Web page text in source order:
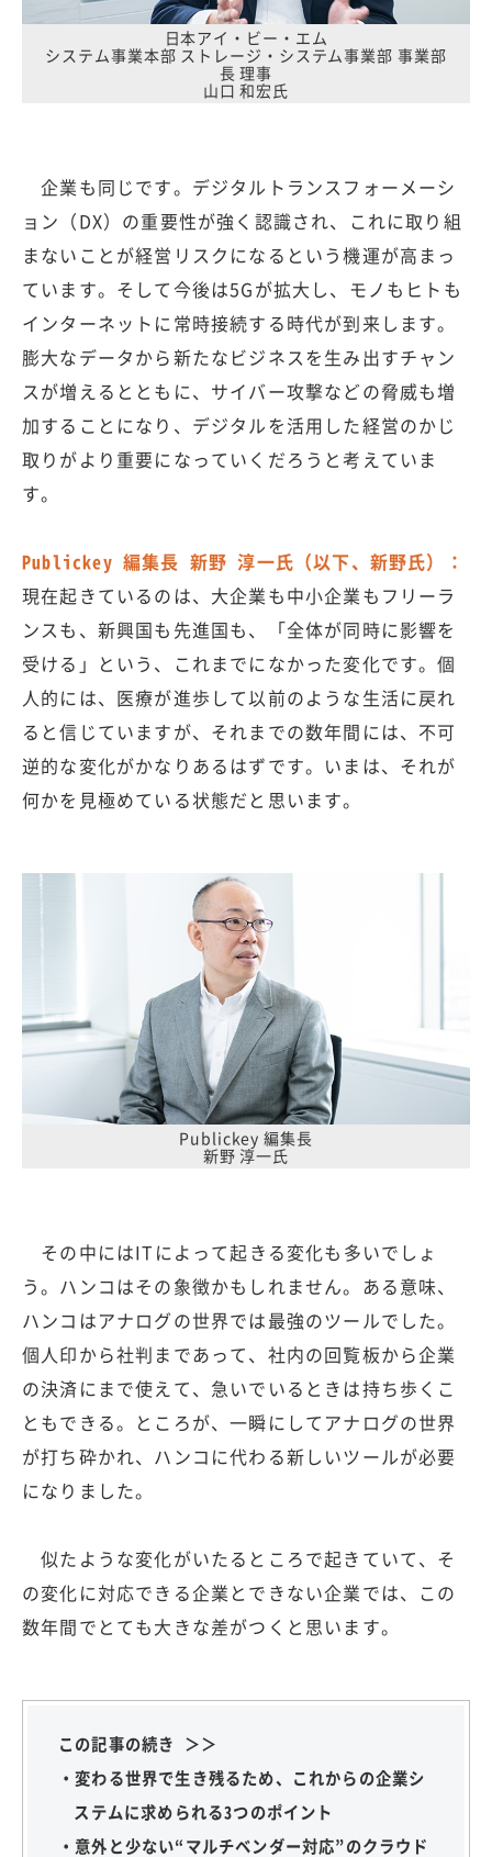
日本アイ・ビー・エム
システム事業本部 ストレージ・システム事業部 事業部
長 理事
山口 和宏氏
企業も同じです。デジタルトランスフォーメーシ
ョン（DX）の重要性が強く認識され、これに取り組
まないことが経営リスクになるという機運が高まっ
ています。そして今後は5Gが拡大し、モノもヒトも
インターネットに常時接続する時代が到来します。
膨大なデータから新たなビジネスを生み出すチャン
スが増えるとともに、サイバー攻撃などの脅威も増
加することになり、デジタルを活用した経営のかじ
取りがより重要になっていくだろうと考えていま
す。
Publickey 編集長 新野 淳一氏（以下、新野氏）：
現在起きているのは、大企業も中小企業もフリーラ
ンスも、新興国も先進国も、「全体が同時に影響を
受ける」という、これまでになかった変化です。個
人的には、医療が進歩して以前のような生活に戻れ
ると信じていますが、それまでの数年間には、不可
逆的な変化がかなりあるはずです。いまは、それが
何かを見極めている状態だと思います。
Publickey 編集長
新野 淳一氏
その中にはITによって起きる変化も多いでしょ
う。ハンコはその象徴かもしれません。ある意味、
ハンコはアナログの世界では最強のツールでした。
個人印から社判まであって、社内の回覧板から企業
の決済にまで使えて、急いでいるときは持ち歩くこ
ともできる。ところが、一瞬にしてアナログの世界
が打ち砕かれ、ハンコに代わる新しいツールが必要
になりました。
似たような変化がいたるところで起きていて、そ
の変化に対応できる企業とできない企業では、この
数年間でとても大きな差がつくと思います。
この記事の続き ＞＞
・変わる世界で生き残るため、これからの企業シ
ステムに求められる3つのポイント
・意外と少ない“マルチベンダー対応”のクラウド